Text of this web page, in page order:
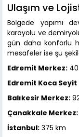
Ulaşım ve
Bölgede yapımı
karayolu ve
gün daha konforlu
mesafeler ise şu
Edremit Merkez:
Edremit Koca Seyit
Balıkesir Merkez:
Çanakkale Merkez:
İstanbul: 375 km